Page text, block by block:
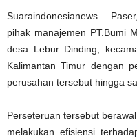
Suaraindonesianews –
pihak manajemen PT.Bumi
desa Lebur Dinding,
Kalimantan Timur dengan
perusahan tersebut hingga
Perseteruan tersebut
melakukan efisiensi